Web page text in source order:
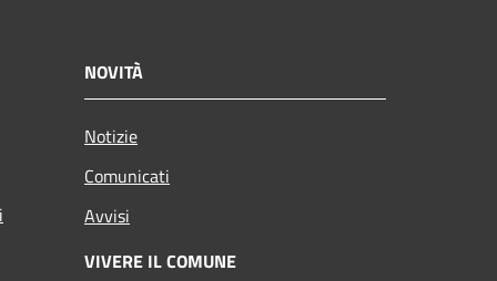
NOVITÀ
Notizie
Comunicati
Avvisi
VIVERE IL COMUNE